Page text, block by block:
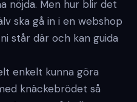
nöjda. Men hur blir det
ska gå in i en webshop
står där och kan guida
enkelt kunna göra
knäckebrödet så